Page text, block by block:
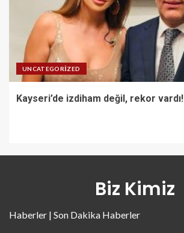
UNCATEGORIZED
Kayseri’de izdiham değil, rekor vardı!
Biz Kimiz
Haberler | Son Dakika Haberler